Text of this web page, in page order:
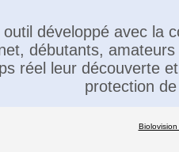
développé avec la
débutants,
réel leur découverte
protection
Biolovision